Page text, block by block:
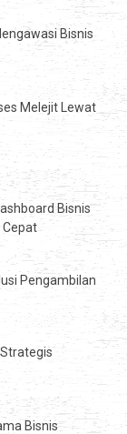
Bisnis
Melejit Lewat
Bisnis
Cepat
Pengambilan
Bisnis